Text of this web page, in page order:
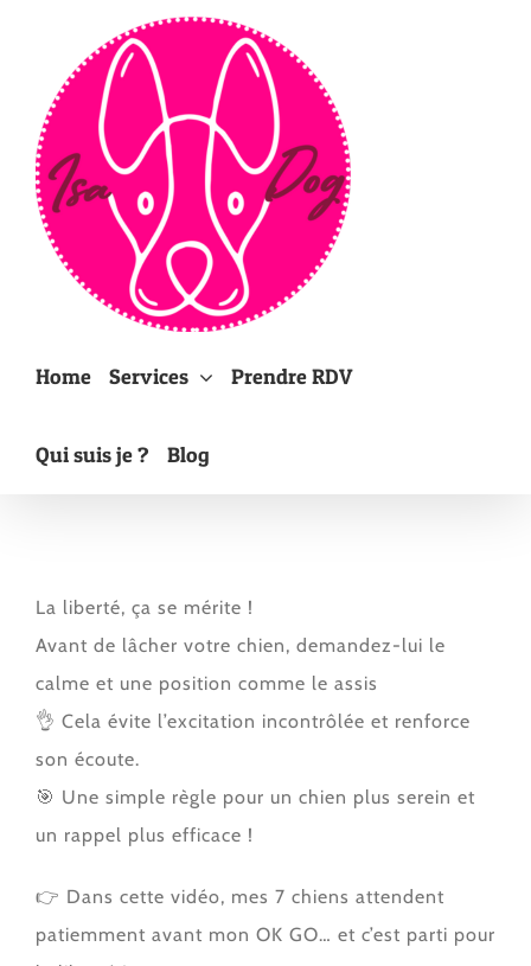
contenu
Home Services Prendre RDV
Qui suis je ? Blog
La liberté, ça se mérite !
Avant de lâcher votre chien, demandez-lui le
calme et une position comme le assis
👌 Cela évite l’excitation incontrôlée et renforce
son écoute.
🎯 Une simple règle pour un chien plus serein et
un rappel plus efficace !
👉 Dans cette vidéo, mes 7 chiens attendent
patiemment avant mon OK GO… et c’est parti pour